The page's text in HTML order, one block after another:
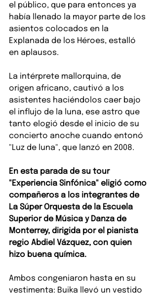
el público, que para entonces ya
había llenado la mayor parte de los
asientos colocados en la
Explanada de los Héroes, estalló
en aplausos.
La intérprete mallorquina, de
origen africano, cautivó a los
asistentes haciéndolos caer bajo
el influjo de la luna, ese astro que
tanto elogió desde el inicio de su
concierto anoche cuando entonó
"Luz de luna", que lanzó en 2008.
En esta parada de su tour
"Experiencia Sinfónica" eligió como
compañeros a los integrantes de
La Súper Orquesta de la Escuela
Superior de Música y Danza de
Monterrey, dirigida por el pianista
regio Abdiel Vázquez, con quien
hizo buena química.
Ambos congeniaron hasta en su
vestimenta: Buika llevó un vestido